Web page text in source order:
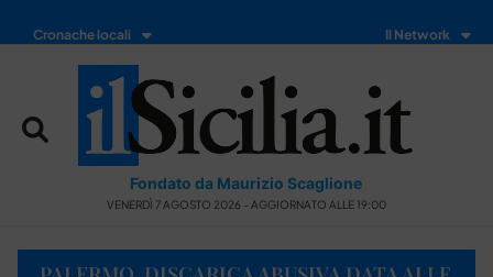
Cronache locali Il Network
Fondato da Maurizio Scaglione
VENERDÌ 7 AGOSTO 2026 - AGGIORNATO ALLE 19:00